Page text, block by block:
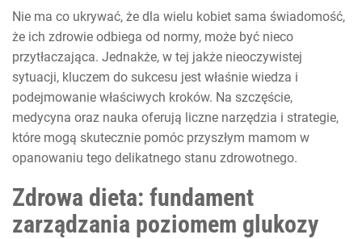
Nie ma co ukrywać, że dla wielu kobiet sama świadomość,
że ich zdrowie odbiega od normy, może być nieco
przytłaczająca. Jednakże, w tej jakże nieoczywistej
sytuacji, kluczem do sukcesu jest właśnie wiedza i
podejmowanie właściwych kroków. Na szczęście,
medycyna oraz nauka oferują liczne narzędzia i strategie,
które mogą skutecznie pomóc przyszłym mamom w
opanowaniu tego delikatnego stanu zdrowotnego.
Zdrowa dieta: fundament
zarządzania poziomem glukozy